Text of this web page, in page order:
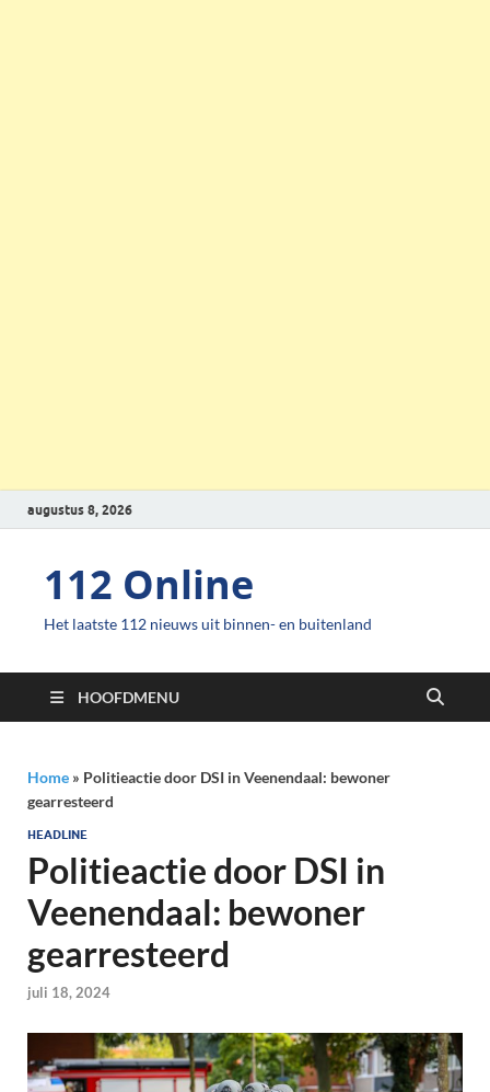
augustus 8, 2026
112 Online
Het laatste 112 nieuws uit binnen- en buitenland
HOOFDMENU
Home » Politieactie door DSI in Veenendaal: bewoner
gearresteerd
HEADLINE
Politieactie door DSI in
Veenendaal: bewoner
gearresteerd
juli 18, 2024